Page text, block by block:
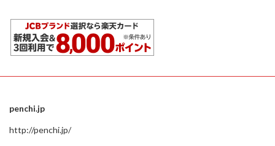
penchi.jp
http://penchi.jp/